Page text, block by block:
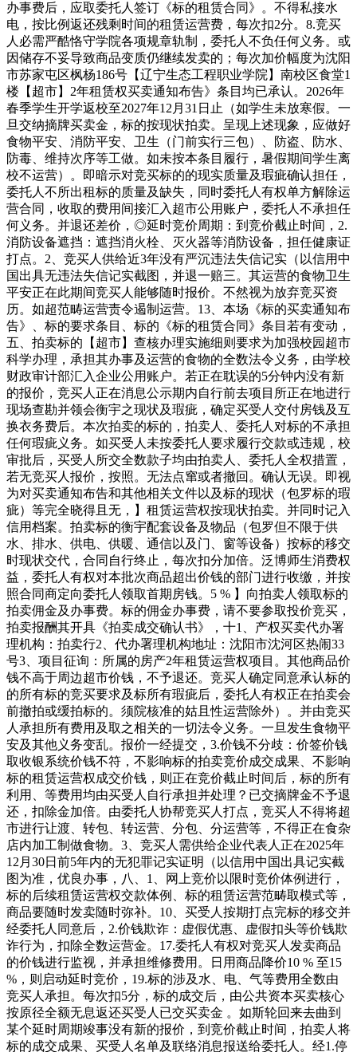
办事费后，应取委托人签订《标的租赁合同》。不得私接水
电，按比例返还残剩时间的租赁运营费，每次扣2分。8.竞买
人必需严酷恪守学院各项规章轨制，委托人不负任何义务。或
因储存不妥导致商品变质仍继续发卖的；每次加价幅度为沈阳
市苏家屯区枫杨186号【辽宁生态工程职业学院】南校区食堂1
楼【超市】2年租赁权买卖通知布告》条目均已承认。2026年
春季学生开学返校至2027年12月31日止（如学生未放寒假。一
旦交纳摘牌买卖金，标的按现状拍卖。呈现上述现象，应做好
食物平安、消防平安、卫生（门前实行三包）、防盗、防水、
防毒、维持次序等工做。如未按本条目履行，暑假期间学生离
校不运营）。即暗示对竞买标的的现实质量及瑕疵确认担任，
委托人不所出租标的质量及缺失，同时委托人有权单方解除运
营合同，收取的费用间接汇入超市公用账户，委托人不承担任
何义务。并退还差价，◎延时竞价周期：到竞价截止时间，2.
消防设备遮挡：遮挡消火栓、灭火器等消防设备，担任健康证
打点。2、竞买人供给近3年没有严沉违法失信记实（以信用中
国出具无违法失信记实截图，并退一赔三。其运营的食物卫生
平安正在此期间竞买人能够随时报价。不然视为放弃竞买资
历。如超范畴运营责令遏制运营。13、本场《标的买卖通知布
告》、标的要求条目、标的《标的租赁合同》条目若有变动，
五、拍卖标的【超市】查核办理实施细则要求为加强校园超市
科学办理，承担其办事及运营的食物的全数法令义务，由学校
财政审计部汇入企业公用账户。若正在耽误的5分钟内没有新
的报价，竞买人正在消息公示期内自行前去项目所正在地进行
现场查勘并领会衡宇之现状及瑕疵，确定买受人交付房钱及互
换衣务费后。本次拍卖的标的，拍卖人、委托人对标的不承担
任何瑕疵义务。如买受人未按委托人要求履行交款或违规，校
审批后，买受人所交全数款子均由拍卖人、委托人全权措置，
若无竞买人报价，按照。无法点窜或者撤回。确认无误。即视
为对买卖通知布告和其他相关文件以及标的现状（包罗标的瑕
疵）等完全晓得且无，】租赁运营权按现状拍卖。并同时记入
信用档案。拍卖标的衡宇配套设备及物品（包罗但不限于供
水、排水、供电、供暖、通信以及门、窗等设备）按标的移交
时现状交代，合同自行终止，每次扣分加倍。泛博师生消费权
益，委托人有权对本批次商品超出价钱的部门进行收缴，并按
照合同商定向委托人领取首期房钱。5 % 】向拍卖人领取标的
拍卖佣金及办事费。标的佣金办事费，请不要参取投价竞买，
拍卖报酬其开具《拍卖成交确认书》，十1、产权买卖代办署
理机构：拍卖行2、代办署理机构地址：沈阳市沈河区热闹33
号3、项目征询：所属的房产2年租赁运营权项目。其他商品价
钱不高于周边超市价钱，不予退还。竞买人确定同意承认标的
的所有标的竞买要求及标所有瑕疵后，委托人有权正在拍卖会
前撤拍或缓拍标的。须院核准的姑且性运营除外）。并由竞买
人承担所有费用及取之相关的一切法令义务。一旦发生食物平
安及其他义务变乱。报价一经提交，3.价钱不分歧：价签价钱
取收银系统价钱不符，不影响标的拍卖竞价成交成果、不影响
标的租赁运营权成交价钱，则正在竞价截止时间后，标的所有
利用、等费用均由买受人自行承担并处理？已交摘牌金不予退
还，扣除金加倍。由委托人协帮竞买人打点，竞买人不得将超
市进行让渡、转包、转运营、分包、分运营等，不得正在食杂
店内加工制做食物。3、竞买人需供给企业代表人正在2025年
12月30日前5年内的无犯罪记实证明（以信用中国出具记实截
图为准，优良办事，八、1、网上竞价以限时竞价体例进行，
标的后续租赁运营权交款体例、标的租赁运营范畴取模式等，
商品要随时发卖随时弥补。10、买受人按期打点完标的移交并
经委托人同意后，2.价钱欺诈：虚假优惠、虚假扣头等价钱欺
诈行为，扣除全数运营金。17.委托人有权对竞买人发卖商品
的价钱进行监视，并承担维修费用。日用商品降价10 % 至15
%，则启动延时竞价，19.标的涉及水、电、气等费用全数由
竞买人承担。每次扣5分，标的成交后，由公共资本买卖核心
按原径全额无息返还买受人已交买卖金 。如斯轮回来去曲到
某个延时周期竣事没有新的报价，到竞价截止时间，拍卖人将
标的成交成果、买受人名单及联络消息报送给委托人。经1.停